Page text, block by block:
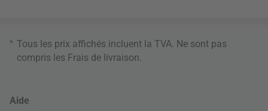
* Tous les prix affichés incluent la TVA. Ne sont pas
compris les Frais de livraison
Aide